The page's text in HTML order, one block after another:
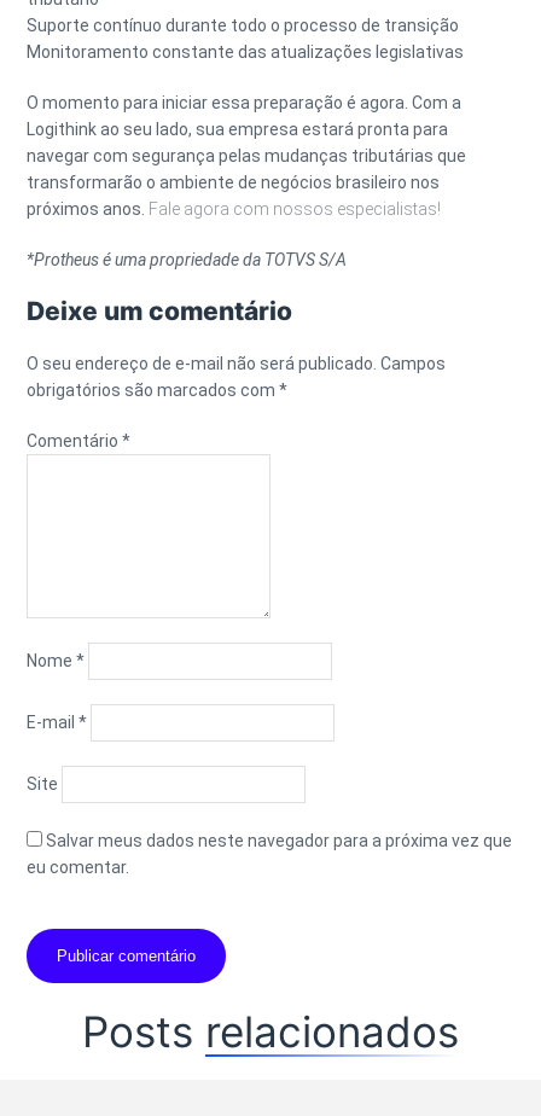
Suporte contínuo durante todo o processo de transição
Monitoramento constante das atualizações legislativas
O momento para iniciar essa preparação é agora. Com a
Logithink ao seu lado, sua empresa estará pronta para
navegar com segurança pelas mudanças tributárias que
transformarão o ambiente de negócios brasileiro nos
próximos anos. Fale agora com nossos especialistas!
*Protheus é uma propriedade da TOTVS S/A
Deixe um comentário
O seu endereço de e-mail não será publicado. Campos
obrigatórios são marcados com*
Comentário*
Nome*
E-mail*
Site
Salvar meus dados neste navegador para a próxima vez que
eu comentar.
Posts relacionados